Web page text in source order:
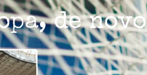
de novo